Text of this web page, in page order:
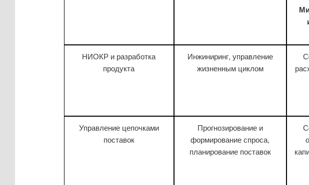
НИОКР и разработка
продукта
Инжиниринг, управление
жизненным циклом
Управление цепочками
поставок
Прогнозирование и
формирование спроса,
планирование поставок